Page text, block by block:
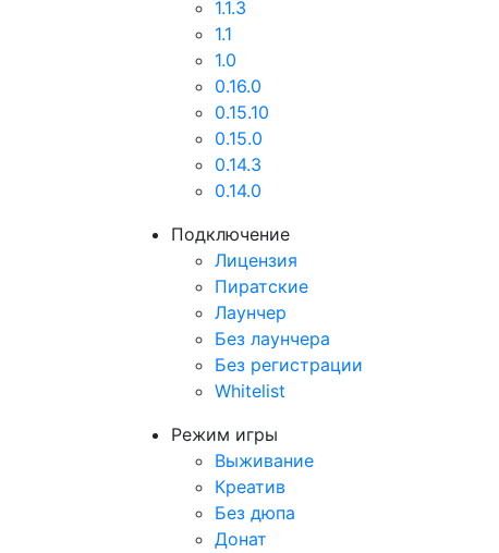
1.1.3
1.1
1.0
0.16.0
0.15.10
0.15.0
0.14.3
0.14.0
Подключение
Лицензия
Пиратские
Лаунчер
Без лаунчера
Без регистрации
Whitelist
Режим игры
Выживание
Креатив
Без дюпа
Донат